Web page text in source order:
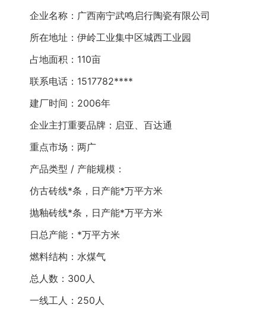
企业名称：广西南宁武鸣启行陶瓷有限公司
所在地址：伊岭工业集中区城西工业园
占地面积：110亩
联系电话：1517782****
建厂时间：2006年
企业主打重要品牌：启亚、百达通
重点市场：两广
产品类型 / 产能规模：
仿古砖线*条，日产能*万平方米
抛釉砖线*条，日产能*万平方米
日总产能：*万平方米
燃料结构：水煤气
总人数：300人
一线工人：250人